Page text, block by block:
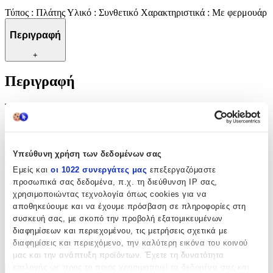
Υπεύθυνη χρήση των δεδομένων σας
Εμείς και οι 1022 συνεργάτες μας επεξεργαζόμαστε
προσωπικά σας δεδομένα, π.χ. τη διεύθυνση IP σας,
χρησιμοποιώντας τεχνολογία όπως cookies για να
αποθηκεύουμε και να έχουμε πρόσβαση σε πληροφορίες στη
συσκευή σας, με σκοπό την προβολή εξατομικευμένων
διαφημίσεων και περιεχομένου, τις μετρήσεις σχετικά με
διαφημίσεις και περιεχόμενο, την καλύτερη εικόνα του κοινού
μας και την ανάπτυξη προϊόντων. Έχετε τη δυνατότητα
Τύπος : Πλάτης Υλικό : Συνθετικό Χαρακτηριστικά : Με φερμουάρ
Περιγραφή
+
Περιγραφή
Τύπος : Πλάτης Υλικό : Συνθετικό Χαρακτηριστικά : Με φερμουάρ
Χαρακτηριστικά
Κατασκευαστής:
Squishmallows
Βασικά Χαρακτηριστικά
Τάξη:
Νηπιαγωγείου